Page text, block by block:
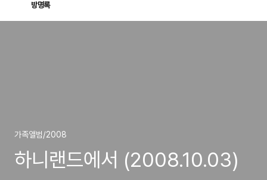
방명록
가족앨범/2008
하니랜드에서 (2008.10.03)